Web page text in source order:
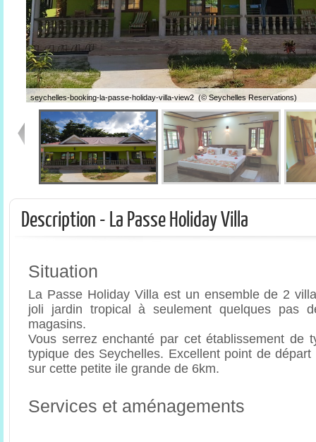
seychelles-booking-la-passe-holiday-villa-view2 (© Seychelles Reservations)
Description - La Passe Holiday Villa
Situation
La Passe Holiday Villa est un ensemble de 2
joli jardin tropical à seulement quelques pas
magasins.
Vous serrez enchanté par cet établissement de
typique des Seychelles. Excellent point de
sur cette petite ile grande de 6km.
Services et aménagements